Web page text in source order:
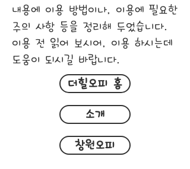
내용에 이용 방법이나, 이용에 필요한
주의 사항 등을 정리해 두었습니다.
이용 전 읽어 보시어, 이용 하시는데
도움이 되시길 바랍니다.
더힐오피 홈
소개
창원오피